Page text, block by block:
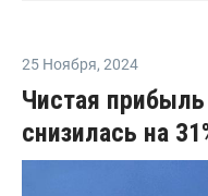
25 Ноября, 2024
Чистая прибыль
снизилась на